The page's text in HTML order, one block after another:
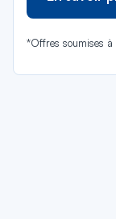
*Offres soumises à